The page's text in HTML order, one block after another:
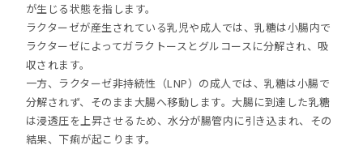
が生じる状態を指します。
ラクターゼが産生されている乳児や成人では、乳糖は小腸内で
ラクターゼによってガラクトースとグルコースに分解され、吸
収されます。
一方、ラクターゼ非持続性（LNP）の成人では、乳糖は小腸で
分解されず、そのまま大腸へ移動します。大腸に到達した乳糖
は浸透圧を上昇させるため、水分が腸管内に引き込まれ、その
結果、下痢が起こります。